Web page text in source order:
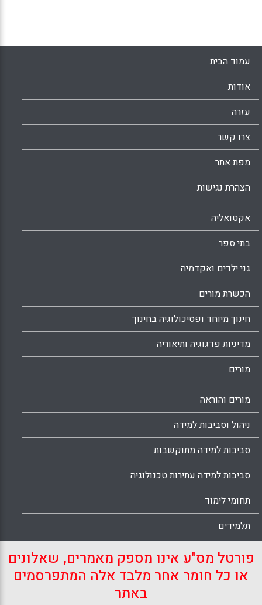
מטרידים אלה מהווים קריאת השכמה לשילוב של
אוריינטציה חברתית-רגשית בתוכנית הלימודים
בהכשרה להוראה.
WhatsApp
Facebook
Email
X
עמוד הבית
אודות
עזרה
צרו קשר
מפת אתר
הצהרת נגישות
אקטואליה
בתי ספר
גני ילדים ואקדמיה
הכשרת מורים
חינוך מיוחד ופסיכולוגיה בחינוך
מדיניות פדגוגיה ותיאוריה
מורים
מורים והוראה
ניהול וסביבות למידה
סביבות למידה מתוקשבות
סביבות למידה עתירות טכנולוגיה
תחומי לימוד
תלמידים
פורטל מס"ע אינו מספק מאמרים, שאלונים
או כל חומר אחר מלבד אלה המתפרסמים
באתר